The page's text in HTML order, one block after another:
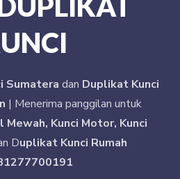
Sumatera dan Duplikat Kunci
| Menerima panggilan untuk
Mewah, Kunci Motor, Kunci
Duplikat Kunci Rumah